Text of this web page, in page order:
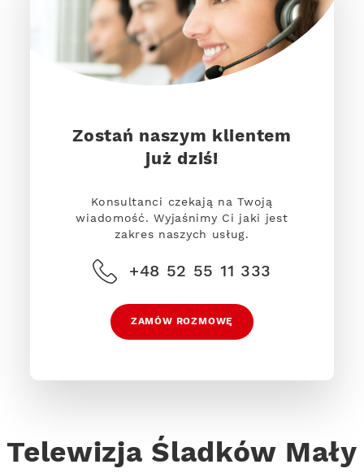
Zostań naszym klientem
już dziś!
Konsultanci czekają na Twoją
wiadomość. Wyjaśnimy Ci jaki jest
zakres naszych usług.
+48 52 55 11 333
ZAMÓW ROZMOWĘ
Telewizja Śladków Mały